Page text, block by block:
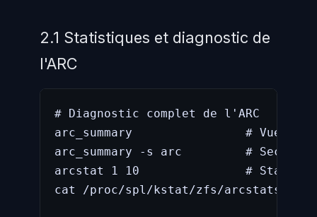
2.1 Statistiques et diagnostic de
l'ARC
# Diagnostic complet de l'ARC
arc_summary                # Vue
arc_summary -s arc         #
arcstat 1 10               #
cat /proc/spl/kstat/zfs/arcstats  #